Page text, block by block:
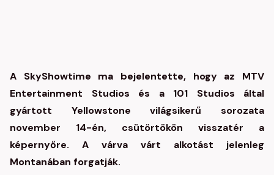
A SkyShowtime ma bejelentette, hogy az MTV
Entertainment Studios és a 101 Studios által
gyártott Yellowstone világsikerű sorozata
november 14-én, csütörtökön visszatér a
képernyőre. A várva várt alkotást jelenleg
Montanában forgatják.